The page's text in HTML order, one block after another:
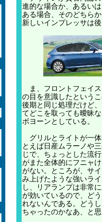
進的な場合か、あるい
ある場合、そのどちら
新しいインプレッサは
ま、フロントフェイ
の目を意識したという
後期と同じ処理だけど
てどこを取っても曖昧
ボヨーンとしている。
グリルとライトが一
とえば日産ムラーノや
じで、ちょっとした流
がまた全体的にフニャ
がない。ところが、サ
み上げたような強いラ
し、リアランプは非常
が効いているので、ど
れないんである。どう
ちゃったのかなあ、と